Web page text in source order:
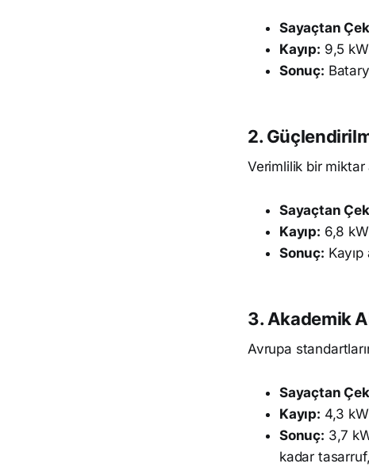
Sayaçtan
Kayıp: 9,5
Sonuç:
2.
Verimlilik bir miktar
Sayaçtan
Kayıp: 6,8
Sonuç:
3. Akademik
Avrupa
Sayaçtan
Kayıp: 4,3
Sonuç: 3,7
kadar